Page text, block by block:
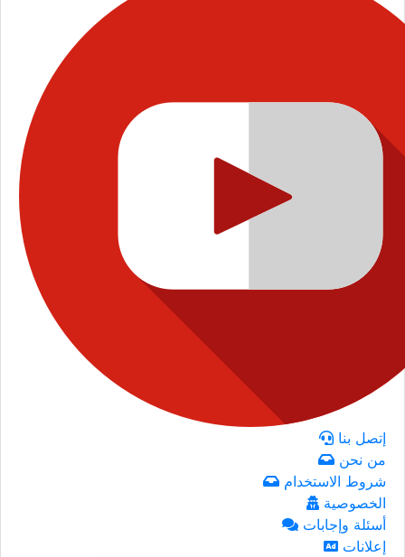
إتصل بنا
من نحن
شروط الاستخدام
الخصوصية
أسئلة وإجابات
إعلانات